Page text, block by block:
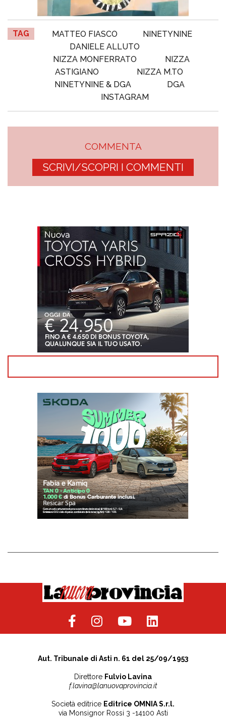
TAG MATTEO FIASCO
NINETYNINE
DANIELE ALLUTO
NIZZA MONFERRATO
NIZZA
ASTIGIANO
NIZZA M.TO
NINETYNINE & DGA
DGA
INSTAGRAM
COMMENTA
SCRIVI/SCOPRI I COMMENTI
Aut. Tribunale di Asti n. 61 del 25/09/1953
Direttore Fulvio Lavina
f.lavina@lanuovaprovincia.it
Società editrice Editrice OMNIA S.r.l.
via Monsignor Rossi 3 -14100 Asti